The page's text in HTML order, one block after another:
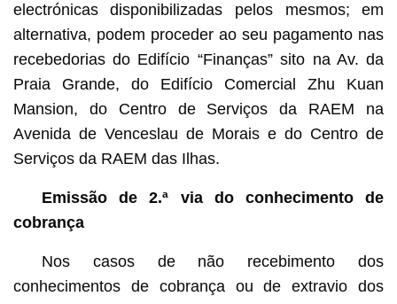
electrónicas disponibilizadas pelos mesmos; em
alternativa, podem proceder ao seu pagamento nas
recebedorias do Edifício “Finanças” sito na Av. da
Praia Grande, do Edifício Comercial Zhu Kuan
Mansion, do Centro de Serviços da RAEM na
Avenida de Venceslau de Morais e do Centro de
Serviços da RAEM das Ilhas.
Emissão de 2.ª via do conhecimento de
cobrança
Nos casos de não recebimento dos
conhecimentos de cobrança ou de extravio dos